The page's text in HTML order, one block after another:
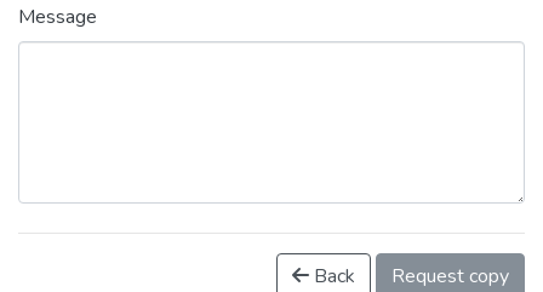
Message
Back Request copy